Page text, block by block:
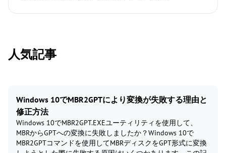
人気記事
Windows 10でMBR2GPTにより変換が失敗する理由と
修正方法
Windows 10でMBR2GPT.EXEユーティリティを使用して、
MBRからGPTへの変換に失敗しましたか？Windows 10で
MBR2GPTコマンドを使用してMBRディスクをGPT形式に変換